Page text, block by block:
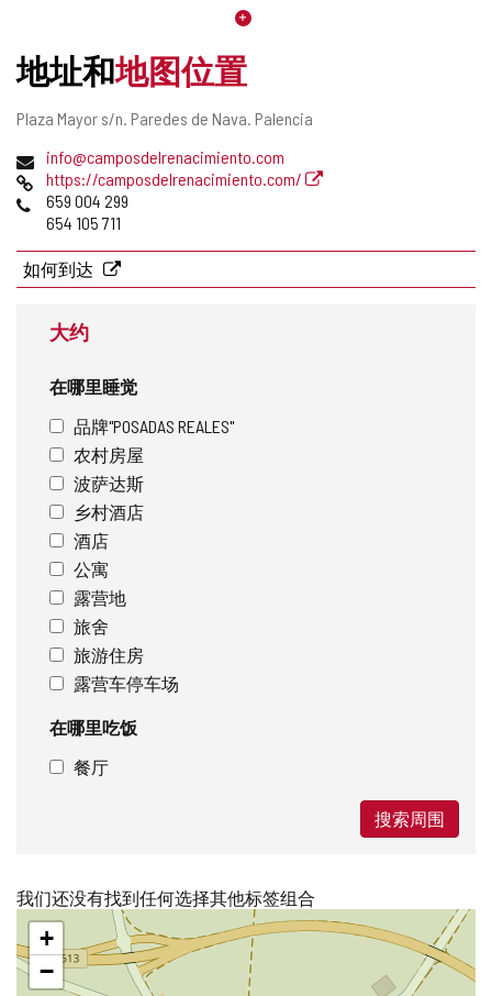
地址和地图位置
邮
地
址
Plaza Mayor s/n. Paredes de Nava. Palencia
电
子
邮
址
info@camposdelrenacimiento.com
网
页
https://camposdelrenacimiento.com/
电
659 004 299
654 105 711
如何到达
大约
在哪里睡觉
品牌"POSADAS REALES"
农村房屋
波萨达斯
乡村酒店
酒店
公寓
露营地
旅舍
旅游住房
露营车停车场
在哪里吃饭
餐厅
搜索周围
我们还没有找到任何选择其他标签组合
跳
过
地
图
+
−